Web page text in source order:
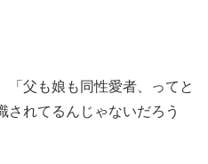
「父も娘も同性愛者、ってと
されてるんじゃないだろう